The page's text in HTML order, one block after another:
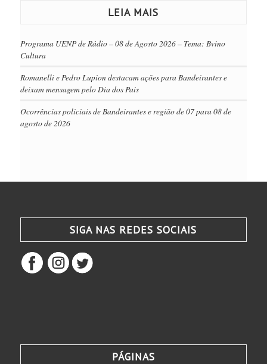
LEIA MAIS
Programa UENP de Rádio – 08 de Agosto 2026 – Tema: Bvino
Cultura
Romanelli e Pedro Lupion destacam ações para Bandeirantes e
deixam mensagem pelo Dia dos Pais
Ocorrências policiais de Bandeirantes e região de 07 para 08 de
agosto de 2026
SIGA NAS REDES SOCIAIS
PÁGINAS